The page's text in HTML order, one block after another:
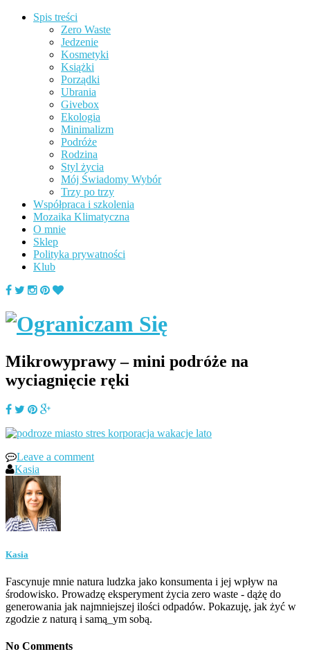
Spis treści
Zero Waste
Jedzenie
Kosmetyki
Książki
Porządki
Ubrania
Givebox
Ekologia
Minimalizm
Podróże
Rodzina
Styl życia
Mój Świadomy Wybór
Trzy po trzy
Współpraca i szkolenia
Mozaika Klimatyczna
O mnie
Sklep
Polityka prywatności
Klub
Mikrowyprawy – mini podróże na
wyciagnięcie ręki
Leave a comment
Kasia
Kasia
Fascynuje mnie natura ludzka jako konsumenta i jej wpływ na
środowisko. Prowadzę eksperyment życia zero waste - dążę do
generowania jak najmniejszej ilości odpadów. Pokazuję, jak żyć w
zgodzie z naturą i samą_ym sobą.
No Comments